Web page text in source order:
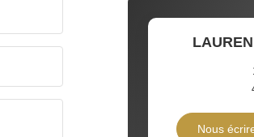
ECOLES ET CRÈCHES
Nous